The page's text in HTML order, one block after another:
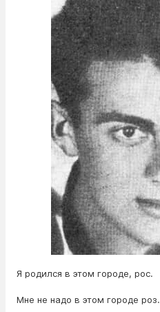
Я родился в этом городе, рос.
Мне не надо в этом городе роз.